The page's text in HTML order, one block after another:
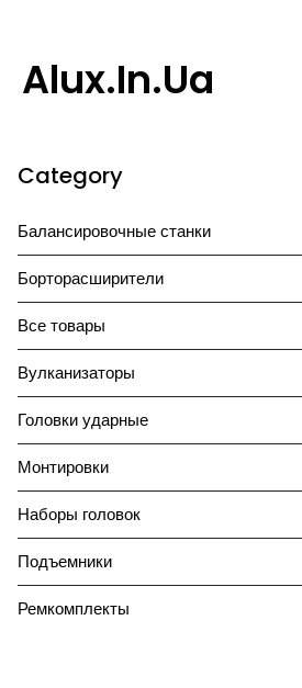
Alux.in.ua
Category
Балансировочные станки
Борторасширители
Все товары
Вулканизаторы
Головки ударные
Монтировки
Наборы головок
Подъемники
Ремкомплекты